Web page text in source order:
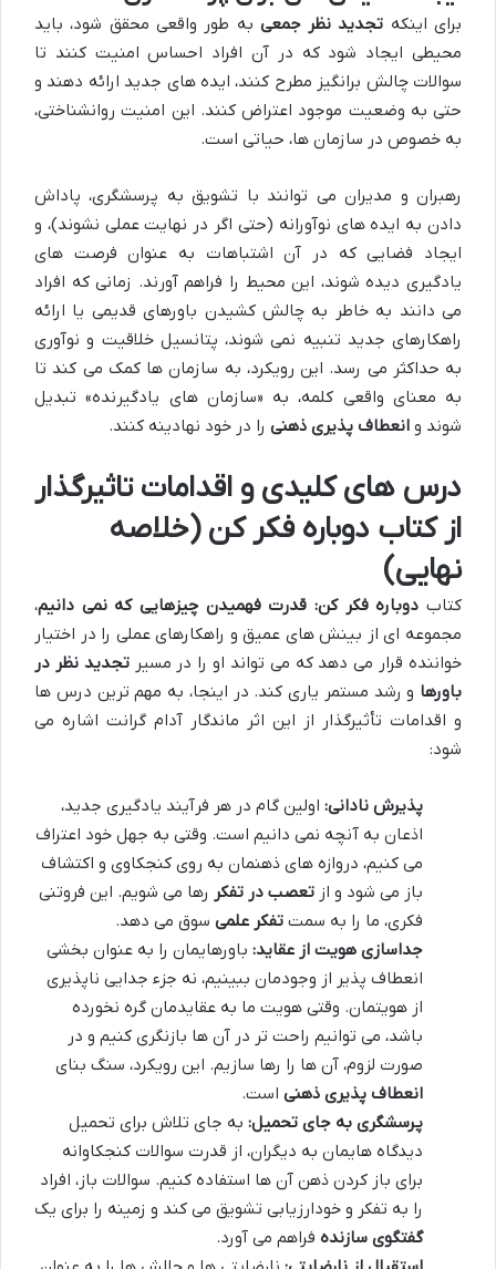
برای اینکه تجدید نظر جمعی به طور واقعی محقق شود، باید
محیطی ایجاد شود که در آن افراد احساس امنیت کنند تا
سوالات چالش برانگیز مطرح کنند، ایده های جدید ارائه دهند و
حتی به وضعیت موجود اعتراض کنند. این امنیت روانشناختی،
به خصوص در سازمان ها، حیاتی است.
رهبران و مدیران می توانند با تشویق به پرسشگری، پاداش
دادن به ایده های نوآورانه (حتی اگر در نهایت عملی نشوند)، و
ایجاد فضایی که در آن اشتباهات به عنوان فرصت های
یادگیری دیده شوند، این محیط را فراهم آورند. زمانی که افراد
می دانند به خاطر به چالش کشیدن باورهای قدیمی یا ارائه
راهکارهای جدید تنبیه نمی شوند، پتانسیل خلاقیت و نوآوری
به حداکثر می رسد. این رویکرد، به سازمان ها کمک می کند تا
به معنای واقعی کلمه، به «سازمان های یادگیرنده» تبدیل
شوند و انعطاف پذیری ذهنی را در خود نهادینه کنند.
درس های کلیدی و اقدامات تاثیرگذار
از کتاب دوباره فکر کن (خلاصه
نهایی)
کتاب دوباره فکر کن: قدرت فهمیدن چیزهایی که نمی دانیم،
مجموعه ای از بینش های عمیق و راهکارهای عملی را در اختیار
خواننده قرار می دهد که می تواند او را در مسیرتجدید نظر در
باورها و رشد مستمر یاری کند. در اینجا، به مهم ترین درس ها
و اقدامات تأثیرگذار از این اثر ماندگار آدام گرانت اشاره می
شود:
پذیرش نادانی: اولین گام در هر فرآیند یادگیری جدید،
اذعان به آنچه نمی دانیم است. وقتی به جهل خود اعتراف
می کنیم، دروازه های ذهنمان به روی کنجکاوی و اکتشاف
باز می شود و از تعصب در تفکر رها می شویم. این فروتنی
فکری، ما را به سمت تفکر علمی سوق می دهد.
جداسازی هویت از عقاید: باورهایمان را به عنوان بخشی
انعطاف پذیر از وجودمان ببینیم، نه جزء جدایی ناپذیری
از هویتمان. وقتی هویت ما به عقایدمان گره نخورده
باشد، می توانیم راحت تر در آن ها بازنگری کنیم و در
صورت لزوم، آن ها را رها سازیم. این رویکرد، سنگ بنای
انعطاف پذیری ذهنی است.
پرسشگری به جای تحمیل: به جای تلاش برای تحمیل
دیدگاه هایمان به دیگران، از قدرت سوالات کنجکاوانه
برای باز کردن ذهن آن ها استفاده کنیم. سوالات باز، افراد
را به تفکر و خودارزیابی تشویق می کند و زمینه را برای یک
گفتگوی سازنده فراهم می آورد.